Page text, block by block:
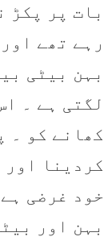
بات پر پکڑ
رہے تھے
بہن بیٹی
لگتی ہے ۔
کھانے کو ۔
کردینا اور
خود غرضی
بہن اور